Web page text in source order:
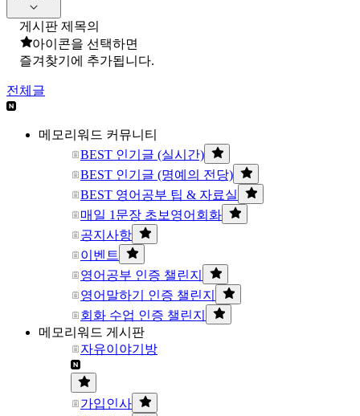
게시판 제목의
아이콘을 선택하면
즐겨찾기에 추가됩니다.
전체글
메모리워드 커뮤니티
BEST 인기글 (실시간)
BEST 인기글 (명예의 전당)
BEST 영어공부 팁 & 자료실
매일 1문장 초보영어회화
공지사항
이벤트
영어공부 인증 챌린지
영어말하기 인증 챌린지
회화 수업 인증 챌린지
메모리워드 게시판
자유이야기방
가입인사